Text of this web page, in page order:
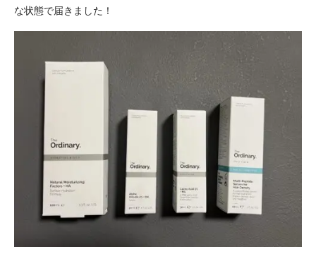
な状態で届きました！